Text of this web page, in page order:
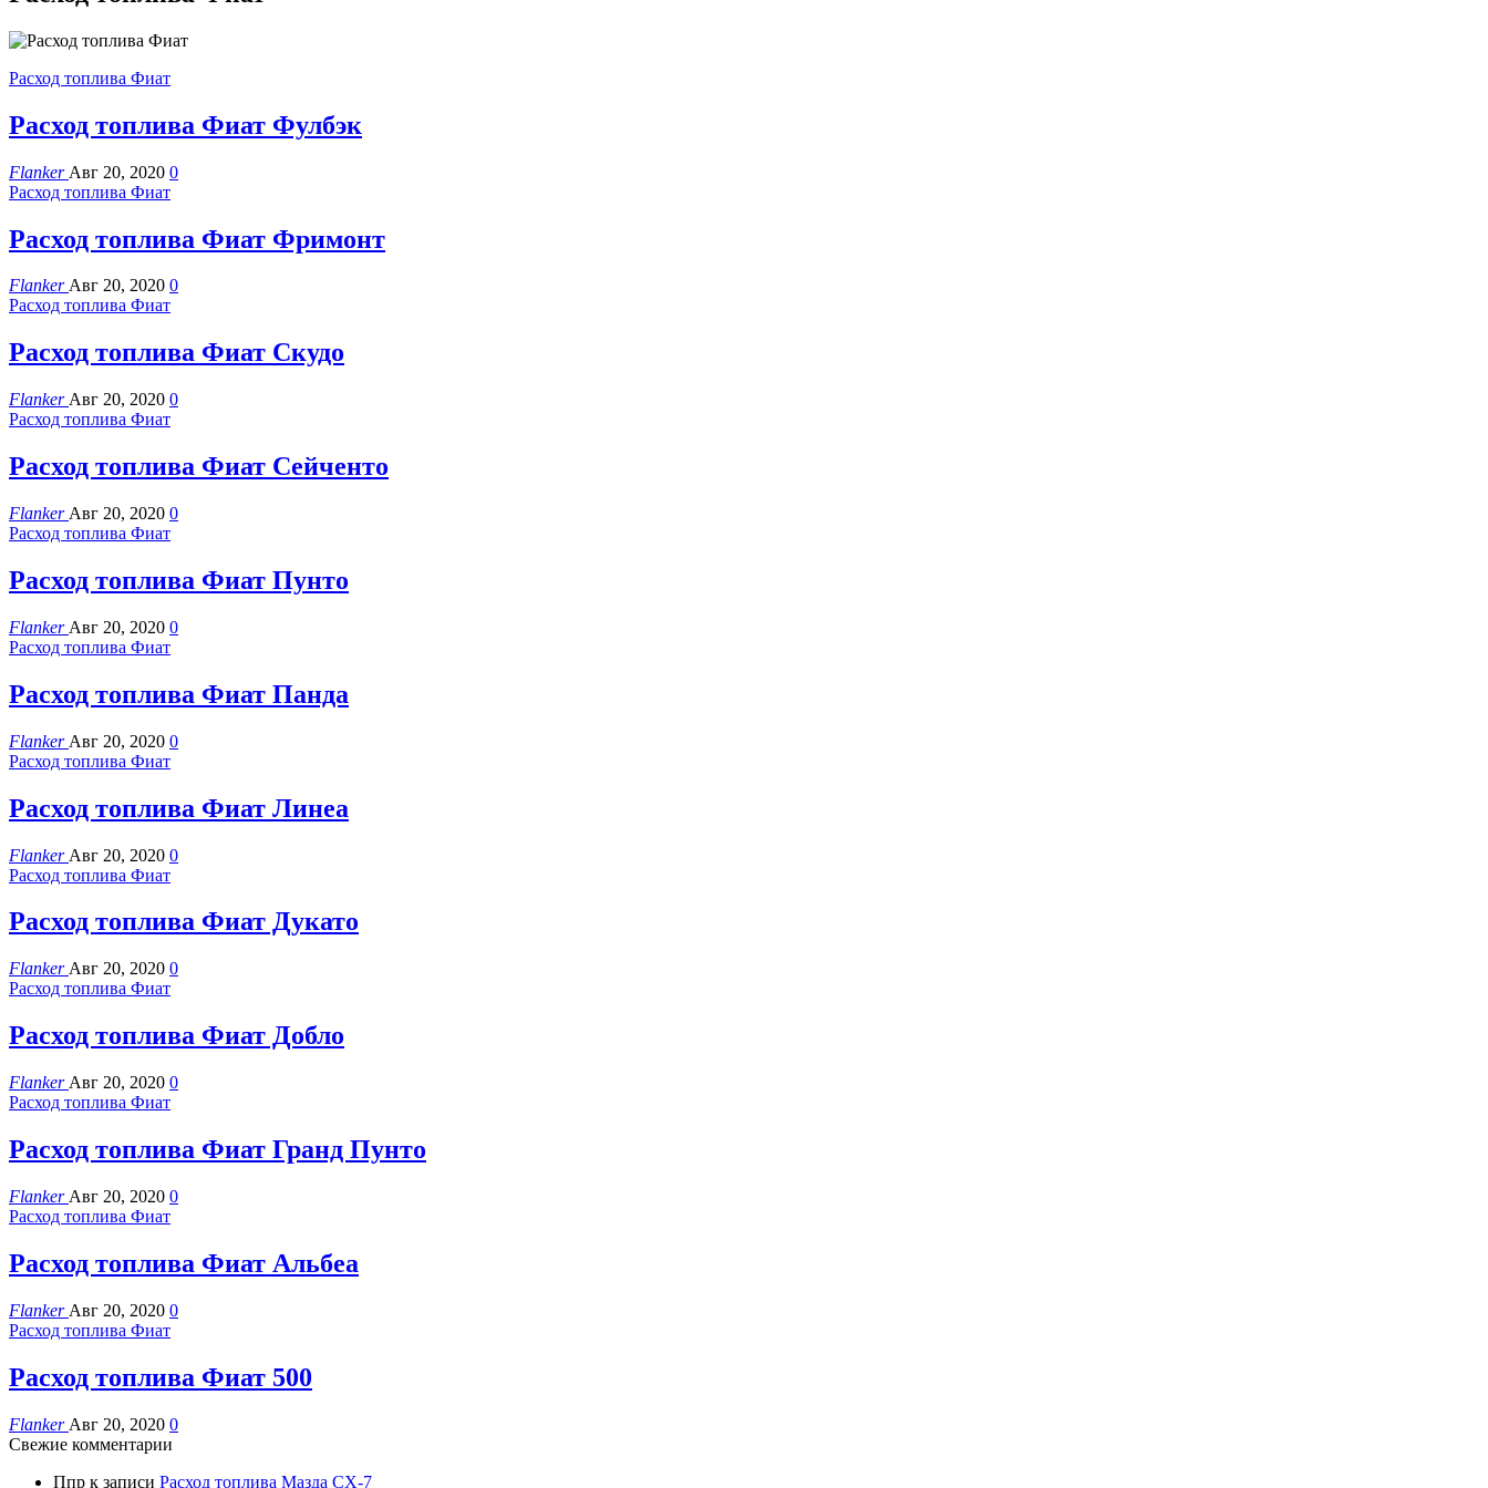
Расход топлива Фиат
Расход топлива Фиат Фулбэк
Flanker Авг 20, 2020 0
Расход топлива Фиат
Расход топлива Фиат Фримонт
FlankerАвг 20, 2020 0
Расход топлива Фиат
Расход топлива Фиат Скудо
Flanker Авг 20, 2020 0
Расход топлива Фиат
Расход топлива Фиат Сейченто
Flanker Авг 20, 2020 0
Расход топлива Фиат
Расход топлива Фиат Пунто
Flanker Авг 20, 2020 0
Расход топлива Фиат
Расход топлива Фиат Панда
Flanker Авг 20, 2020 0
Расход топлива Фиат
Расход топлива Фиат Линеа
Flanker Авг 20, 2020 0
Расход топлива Фиат
Расход топлива Фиат Дукато
Flanker Авг 20, 2020 0
Расход топлива Фиат
Расход топлива Фиат Добло
Flanker Авг 20, 2020 0
Расход топлива Фиат
Расход топлива Фиат Гранд Пунто
Flanker Авг 20, 2020 0
Расход топлива Фиат
Расход топлива Фиат Альбеа
Flanker Авг 20, 2020 0
Расход топлива Фиат
Расход топлива Фиат 500
Flanker Авг 20, 2020 0
Свежие комментарии
Ппр к записи Расход топлива Мазда СХ-7